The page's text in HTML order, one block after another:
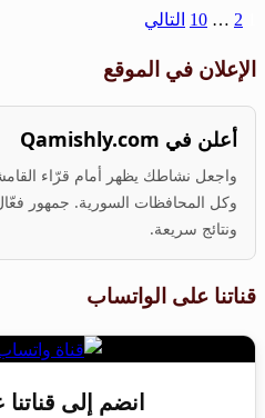
2
…
10 التالي
الإعلان في الموقع
أعلن في Qamishly.com
واجعل نشاطك يظهر أمام قرّاء
وكل المحافظات السورية. جمهور
ونتائج سريعة.
قناتنا على الواتساب
انضم إلى